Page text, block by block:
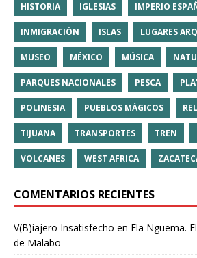
HISTORIA IGLESIAS IMPERIO
INMIGRACIÓN ISLAS LUGARES
MUSEO MÉXICO MÚSICA
PARQUES NACIONALES PESCA
POLINESIA PUEBLOS MÁGICOS
TIJUANA TRANSPORTES TREN
VOLCANES WEST AFRICA
COMENTARIOS RECIENTES
V(B)iajero Insatisfecho en Ela Nguema.
de Malabo